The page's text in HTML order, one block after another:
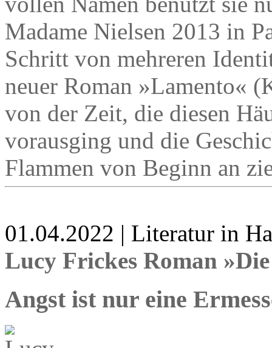
Madame Nielsen 2013 in
Schritt von mehreren
neuer Roman »Lamento«
von der Zeit, die diesen
vorausging und die
Flammen von Beginn an
01.04.2022 | Literatur in
Lucy Frickes Roman
Angst ist nur eine